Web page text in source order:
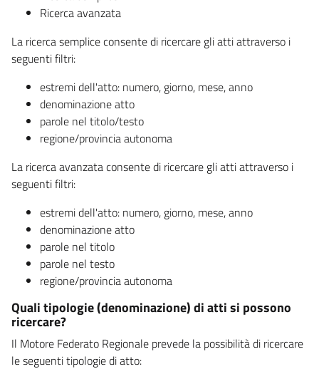
Ricerca avanzata
La ricerca semplice consente di ricercare gli atti attraverso i
seguenti filtri:
estremi dell'atto: numero, giorno, mese, anno
denominazione atto
parole nel titolo/testo
regione/provincia autonoma
La ricerca avanzata consente di ricercare gli atti attraverso i
seguenti filtri:
estremi dell'atto: numero, giorno, mese, anno
denominazione atto
parole nel titolo
parole nel testo
regione/provincia autonoma
Quali tipologie (denominazione) di atti si possono
ricercare?
Il Motore Federato Regionale prevede la possibilità di ricercare
le seguenti tipologie di atto: